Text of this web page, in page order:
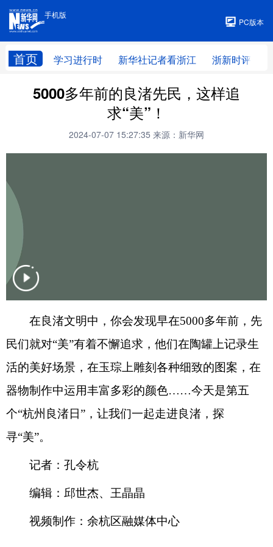
手机版
PC版本
首页 学习进行时 新华社记者看浙江 浙新时评
手机版
5000多年前的良渚先民，这样追
求“美”！
2024-07-07 15:27:35 来源：新华网
在良渚文明中，你会发现早在5000多年前，先
民们就对“美”有着不懈追求，他们在陶罐上记录生
活的美好场景，在玉琮上雕刻各种细致的图案，在
器物制作中运用丰富多彩的颜色……今天是第五
个“杭州良渚日”，让我们一起走进良渚，探
寻“美”。
记者：孔令杭
编辑：邱世杰、王晶晶
视频制作：余杭区融媒体中心